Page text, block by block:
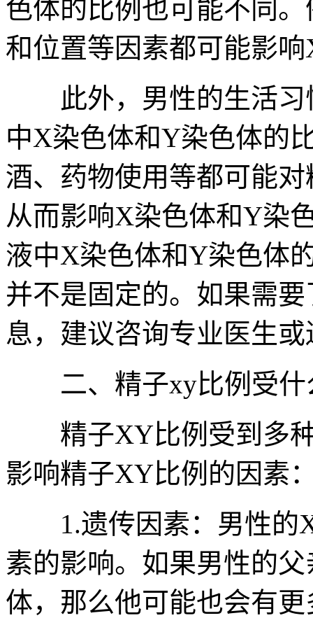
色体的比例也可能不同
和位置等因素都可能影
此外，男性的生活习
中X染色体和Y染色体的
酒、药物使用等都可能
从而影响X染色体和Y染
液中X染色体和Y染色体
并不是固定的。如果需
息，建议咨询专业医生
二、精子xy比例受什
精子XY比例受到多种
影响精子XY比例的因素
1.遗传因素：男性的
素的影响。如果男性的
体，那么他可能也会有